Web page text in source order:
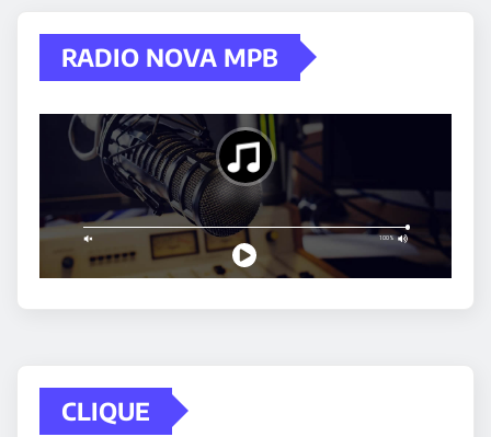
RADIO NOVA MPB
CLIQUE